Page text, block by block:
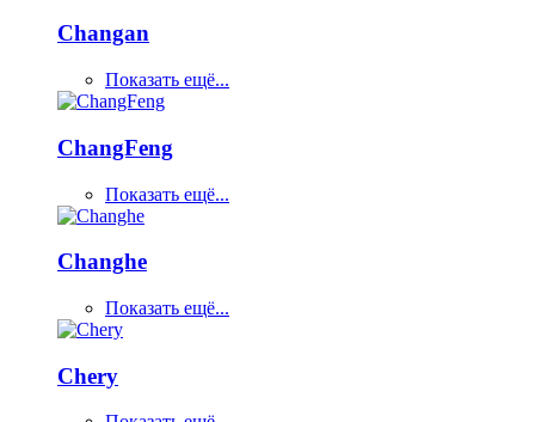
Changan
Показать ещё...
ChangFeng
Показать ещё...
Changhe
Показать ещё...
Chery